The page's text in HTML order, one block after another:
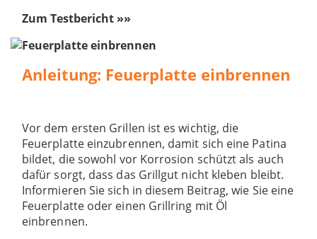
Zum Testbericht »»
Anleitung: Feuerplatte einbrennen
Vor dem ersten Grillen ist es wichtig, die
Feuerplatte einzubrennen, damit sich eine Patina
bildet, die sowohl vor Korrosion schützt als auch
dafür sorgt, dass das Grillgut nicht kleben bleibt.
Informieren Sie sich in diesem Beitrag, wie Sie eine
Feuerplatte oder einen Grillring mit Öl
einbrennen.